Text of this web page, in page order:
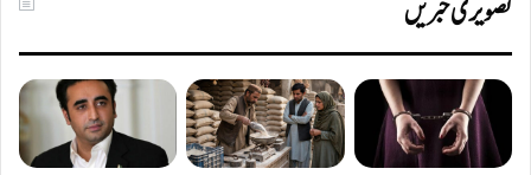
تصویری خبریں